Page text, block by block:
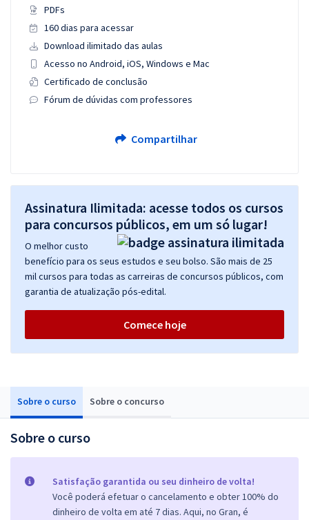
Sobre o curso Sobre o concurso
Sobre o curso
Satisfação garantida ou seu dinheiro de volta!
Você poderá efetuar o cancelamento e obter 100% do
dinheiro de volta em até 7 dias. Aqui, no Gran, é
PDFs
160 dias para acessar
Download ilimitado das aulas
Acesso no Android, iOS, Windows e Mac
Certificado de conclusão
Fórum de dúvidas com professores
Compartilhar
Assinatura Ilimitada: acesse todos os cursos
para concursos públicos, em um só lugar!
O melhor custo
benefício para os seus estudos e seu bolso. São mais de 25
mil cursos para todas as carreiras de concursos públicos, com
garantia de atualização pós-edital.
Comece hoje